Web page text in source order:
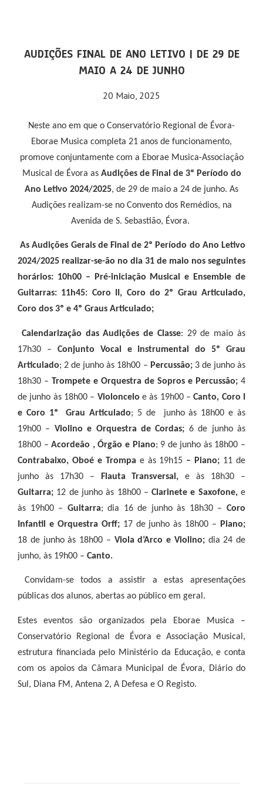
AUDIÇÕES FINAL DE ANO LETIVO | DE 29 DE
MAIO A 24 DE JUNHO
20 Maio, 2025
Neste ano em que o Conservatório Regional de Évora-
Eborae Musica completa 21 anos de funcionamento,
promove conjuntamente com a Eborae Musica-Associação
Musical de Évora as Audições de Final de 3º Período do
Ano Letivo 2024/2025, de 29 de maio a 24 de junho. As
Audições realizam-se no Convento dos Remédios, na
Avenida de S. Sebastião, Évora.
As Audições Gerais de Final de 2º Período do Ano Letivo
2024/2025 realizar-se-ão no dia 31 de maio nos seguintes
horários: 10h00 – Pré-iniciação Musical e Ensemble de
Guitarras: 11h45: Coro II, Coro do 2º Grau Articulado,
Coro dos 3º e 4º Graus Articulado;
Calendarização das Audições de Classe: 29 de maio às
17h30 – Conjunto Vocal e Instrumental do 5º Grau
Articulado; 2 de junho às 18h00 – Percussão;3 de junho às
18h30 – Trompete e Orquestra de Sopros e Percussão; 4
de junho às 18h00 – Violoncelo e às 19h00 –Canto, Coro I
e Coro 1º Grau Articulado; 5 de junho às 18h00 e às
19h00 – Violino e Orquestra de Cordas; 6 de junho às
18h00 –Acordeão , Órgão e Piano; 9 de junho às 18h00 –
Contrabaixo, Oboé e Trompa e às 19h15 – Piano; 11 de
junho às 17h30 –
Flauta Transversal,e às 18h30 –
Guitarra; 12 de junho às 18h00 –Clarinete e Saxofone,e
às 19h00 – Guitarra; dia 16 de junho às 18h30 –Coro
Infantil e Orquestra Orff; 17 de junho às 18h00 –
Piano;
18 de junho às 18h00 – Viola d’Arco e Violino; dia 24 de
junho, às 19h00 – Canto.
Convidam-se todos a assistir a estas apresentações
públicas dos alunos, abertas ao público em geral.
Estes eventos são organizados pela Eborae Musica –
Conservatório Regional de Évora e Associação Musical,
estrutura financiada pelo Ministério da Educação, e conta
com os apoios da Câmara Municipal de Évora, Diário do
Sul, Diana FM, Antena 2, A Defesa e O Registo.